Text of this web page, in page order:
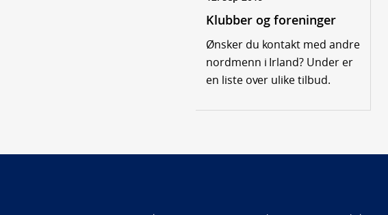
Klubber og foreninger
Ønsker du kontakt med andre
nordmenn i Irland? Under er
en liste over ulike tilbud.